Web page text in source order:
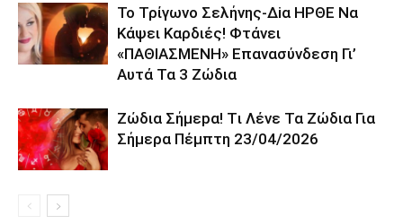
To Τρίγωvο Σελήvης-Δiα ΗPΘΕ Να
Kάψει Kαρδιές! Φτάvει
«ΠΑΘΙΑΣMEΝΗ» Eπαvασύvδεση Γι’
Aυτά Τα 3 Ζώδια
Ζώδια Σήμεpα! Tι Λέvε Τα Ζώδια Για
Σήμερα Πέμπτη 23/04/2026